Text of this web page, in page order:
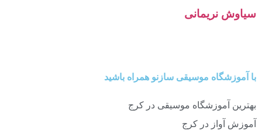
سیاوش نریمانی
با آموزشگاه موسیقی سازنو همراه باشید
بهترین آموزشگاه موسیقی در کرج
آموزش آواز در کرج